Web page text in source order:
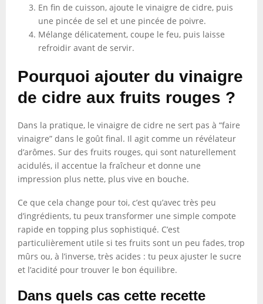
En fin de cuisson, ajoute le vinaigre de cidre, puis
une pincée de sel et une pincée de poivre.
Mélange délicatement, coupe le feu, puis laisse
refroidir avant de servir.
Pourquoi ajouter du vinaigre
de cidre aux fruits rouges ?
Dans la pratique, le vinaigre de cidre ne sert pas à “faire
vinaigre” dans le goût final. Il agit comme un révélateur
d’arômes. Sur des fruits rouges, qui sont naturellement
acidulés, il accentue la fraîcheur et donne une
impression plus nette, plus vive en bouche.
Ce que cela change pour toi, c’est qu’avec très peu
d’ingrédients, tu peux transformer une simple compote
rapide en topping plus sophistiqué. C’est
particulièrement utile si tes fruits sont un peu fades, trop
mûrs ou, à l’inverse, très acides : tu peux ajuster le sucre
et l’acidité pour trouver le bon équilibre.
Dans quels cas cette recette